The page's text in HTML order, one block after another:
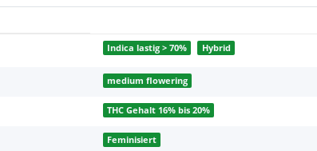
Indica lastig > 70% Hybrid
medium flowering
THC Gehalt 16% bis 20%
Feminisiert